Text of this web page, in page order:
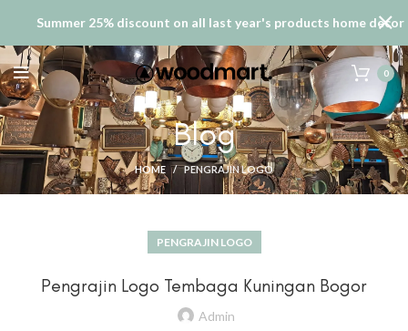
0
Blog
HOME PENGRAJIN LOGO
PENGRAJIN LOGO
Pengrajin Logo Tembaga Kuningan Bogor
Admin
Summer 25% discount on all last year's products home decor